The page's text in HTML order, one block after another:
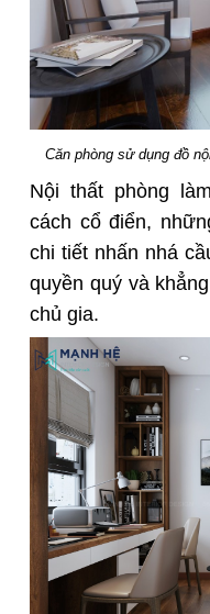
Căn phòng sử dụng đồ
Nội thất phòng
cách cổ điển,
chi tiết nhấn nhá
quyền quý và
chủ gia.